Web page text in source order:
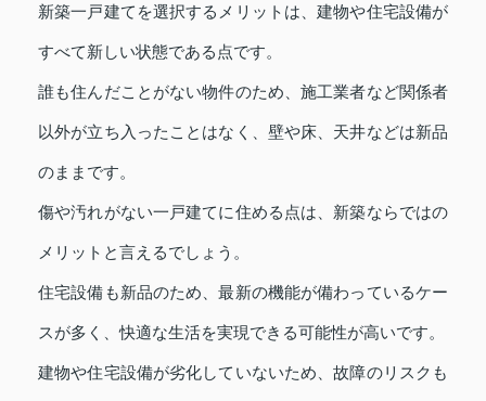
新築一戸建てを選択するメリットは、建物や住宅設備が
すべて新しい状態である点です。
誰も住んだことがない物件のため、施工業者など関係者
以外が立ち入ったことはなく、壁や床、天井などは新品
のままです。
傷や汚れがない一戸建てに住める点は、新築ならではの
メリットと言えるでしょう。
住宅設備も新品のため、最新の機能が備わっているケー
スが多く、快適な生活を実現できる可能性が高いです。
建物や住宅設備が劣化していないため、故障のリスクも